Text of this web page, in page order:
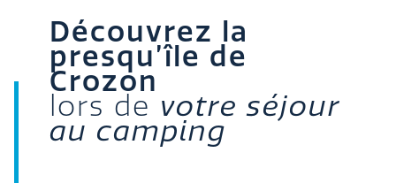
Découvrez la
presqu’île de
Crozon
lors de votre séjour
au camping